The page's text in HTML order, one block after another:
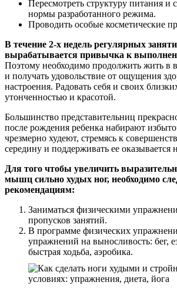
Пересмотреть структуру питания и
нормы разработанного режима.
Проводить особые косметические
В течение 2-х недель регулярных
вырабатывается привычка к
Поэтому необходимо продолжить жить в
и получать удовольствие от ощущения
настроения. Радовать себя и своих
утонченностью и красотой.
Большинство представительниц
после рождения ребенка набирают
чрезмерно худеют, стремясь к
середину и поддерживать ее оказывается
Для того чтобы увеличить
мышц сильно худых ног, необходимо
рекомендациям:
Заниматься физическими
пропусков занятий.
В программе физических
упражнений на выносливость: бег,
быстрая ходьба, аэробика.